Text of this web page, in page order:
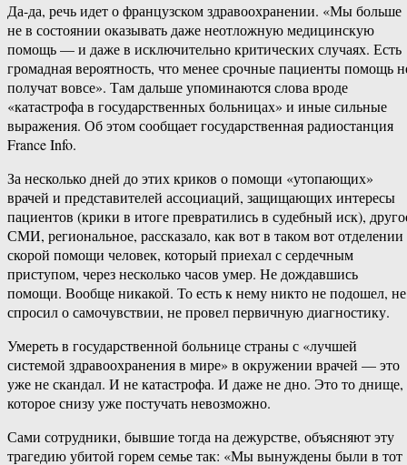
Да-да, речь идет о французском здравоохранении. «Мы больше
не в состоянии оказывать даже неотложную медицинскую
помощь — и даже в исключительно критических случаях. Есть
громадная вероятность, что менее срочные пациенты помощь
получат вовсе». Там дальше упоминаются слова вроде
«катастрофа в государственных больницах» и иные сильные
выражения. Об этом сообщает государственная радиостанция
France Info.
За несколько дней до этих криков о помощи «утопающих»
врачей и представителей ассоциаций, защищающих интересы
пациентов (крики в итоге превратились в судебный иск),
СМИ, региональное, рассказало, как вот в таком вот отделении
скорой помощи человек, который приехал с сердечным
приступом, через несколько часов умер. Не дождавшись
помощи. Вообще никакой. То есть к нему никто не подошел, не
спросил о самочувствии, не провел первичную диагностику.
Умереть в государственной больнице страны с «лучшей
системой здравоохранения в мире» в окружении врачей — это
уже не скандал. И не катастрофа. И даже не дно. Это то днище,
которое снизу уже постучать невозможно.
Сами сотрудники, бывшие тогда на дежурстве, объясняют эту
трагедию убитой горем семье так: «Мы вынуждены были в тот